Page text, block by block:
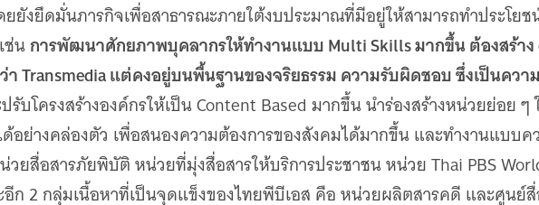
ยยังยึดมั่นภารกิจเพื่อสาธารณะภายใต้งบประมาณที่มีอยู่ให้สามารถทำประโย
ช่นการพัฒนาศักยภาพบุคลากรให้ทำงานแบบ Multi Skills มากขึ้น ต้องสร้า
า Transmedia แต่คงอยู่บนพื้นฐานของจริยธรรม ความรับผิดชอบ ซึ่งเป็นควา
รับโครงสร้างองค์กรให้เป็น Content Based มากขึ้น นำร่องสร้างหน่วยย่อย
อย่างคล่องตัว เพื่อสนองความต้องการของสังคมได้มากขึ้น และทำงานแบบ
ยสื่อสารภัยพิบัติ หน่วยที่มุ่งสื่อสารให้บริการประชาชน หน่วย Thai PBS
ก 2 กลุ่มเนื้อหาที่เป็นจุดแข็งของไทยพีบีเอส คือ หน่วยผลิตสารคดี และศูนย์สื่